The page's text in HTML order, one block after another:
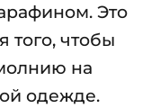
Это
того, чтобы
на
одежде.